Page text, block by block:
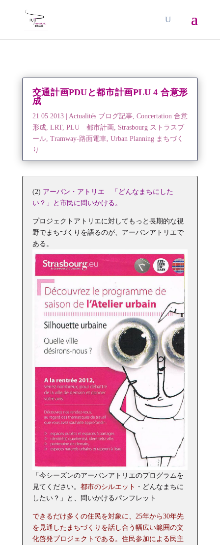
交通計画PDUと都市計画PLU 4 合意形
成
21 05 2013| Actualités ブログ記事, Concertation 合意
形成, LRT, PLU 都市計画, Strasbourg ストラスブ
ール, Tramway-路面電車, Urban Planning まちづく
り
(2) アーバン・アトリエ 「どんなまちにした
い？」と市民に問いかける。
プロジェクトアトリエに対してもっと長期的な視
野でまちづくりを語るのが、アーバンアトリエで
ある。
「今シーズンのアーバンアトリエのプログラムを
見てください。 都市のシルエット ・どんなまちに
したい？」と、問いかけるパンフレット
できるだけ多くの住民を対象に、25年から30年先
を見通したまちづくりを話し合う幅広い範囲の文
化啓発プロジェクトである。住民参加による民主